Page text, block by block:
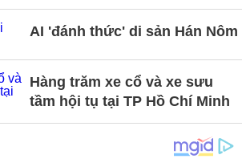
AI 'đánh thức' di sản Hán Nôm
Hàng trăm xe cổ và xe sưu
tầm hội tụ tại TP Hồ Chí Minh